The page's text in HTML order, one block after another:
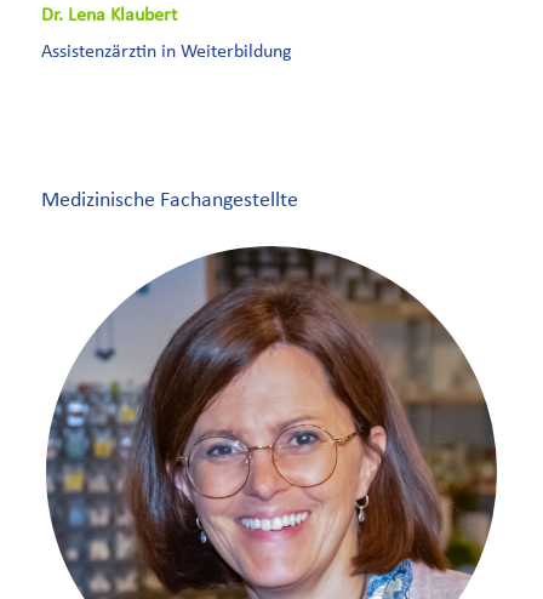
Dr. Lena Klaubert
Assistenzärztin in Weiterbildung
Medizinische Fachangestellte